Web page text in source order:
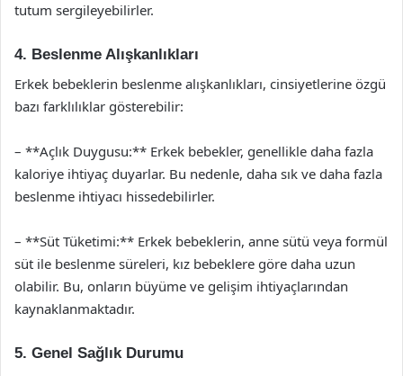
tutum sergileyebilirler.
4. Beslenme Alışkanlıkları
Erkek bebeklerin beslenme alışkanlıkları, cinsiyetlerine özgü
bazı farklılıklar gösterebilir:
– **Açlık Duygusu:** Erkek bebekler, genellikle daha fazla
kaloriye ihtiyaç duyarlar. Bu nedenle, daha sık ve daha fazla
beslenme ihtiyacı hissedebilirler.
– **Süt Tüketimi:** Erkek bebeklerin, anne sütü veya formül
süt ile beslenme süreleri, kız bebeklere göre daha uzun
olabilir. Bu, onların büyüme ve gelişim ihtiyaçlarından
kaynaklanmaktadır.
5. Genel Sağlık Durumu